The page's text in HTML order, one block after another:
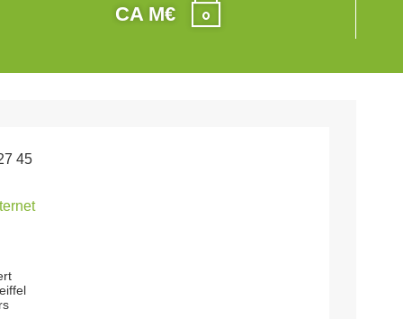
CA M€
45